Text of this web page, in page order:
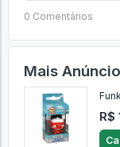
0 Comentários
Mais
R$